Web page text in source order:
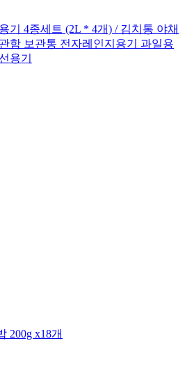
기 4종세트 (2L * 4개) / 김치통 야채
함 보관통 전자레인지용기 과일용
용기
200g x18개